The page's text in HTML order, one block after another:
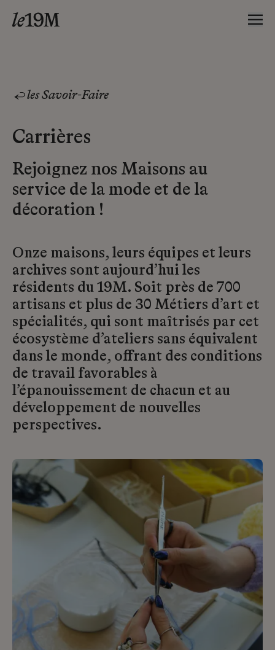
les Savoir-Faire
Carrières
Rejoignez nos Maisons au
service de la mode et de la
décoration !
Onze maisons, leurs équipes et leurs
archives sont aujourd’hui les
résidents du 19M. Soit près de 700
artisans et plus de 30 Métiers d’art et
spécialités, qui sont maîtrisés par cet
écosystème d’ateliers sans équivalent
dans le monde, offrant des conditions
de travail favorables à
l’épanouissement de chacun et au
développement de nouvelles
perspectives.